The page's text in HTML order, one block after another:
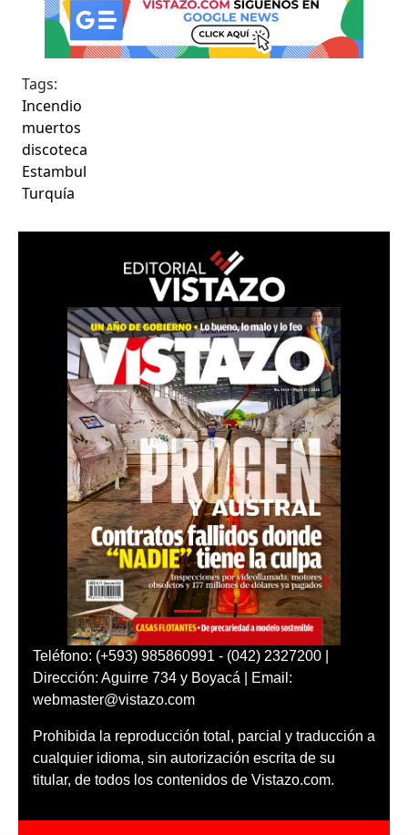
Tags:
Incendio
muertos
discoteca
Estambul
Turquía
Teléfono: (+593) 985860991 - (042) 2327200 |
Dirección: Aguirre 734 y Boyacá | Email:
webmaster@vistazo.com
Prohibida la reproducción total, parcial y traducción a
cualquier idioma, sin autorización escrita de su
titular, de todos los contenidos de Vistazo.com.